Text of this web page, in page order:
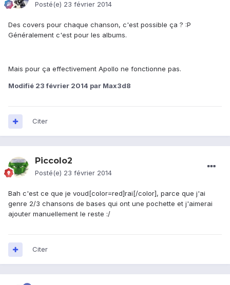
Posté(e) 23 février 2014
Des covers pour chaque chanson, c'est possible ça ? :P
Généralement c'est pour les albums.
Mais pour ça effectivement Apollo ne fonctionne pas.
Modifié 23 février 2014 par Max3d8
Citer
Piccolo2
Posté(e) 23 février 2014
Bah c'est ce que je voud[color=red]rai[/color], parce que j'ai
genre 2/3 chansons de bases qui ont une pochette et j'aimerai
ajouter manuellement le reste :/
Citer